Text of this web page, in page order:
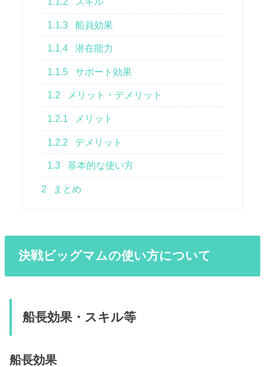
1.1.3 船員効果
1.1.4 潜在能力
1.1.5 サポート効果
1.2 メリット・デメリット
1.2.1 メリット
1.2.2 デメリット
1.3 基本的な使い方
2 まとめ
決戦ビッグマムの使い方について
船長効果・スキル等
船長効果